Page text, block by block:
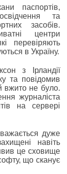
паспортів,
та
засобів.
центри
перевіряють
в Україну.
з Ірландії
та повідомив
вжито не було.
журналіста
на сервері
дуже
навіть
це сховище
що сканує